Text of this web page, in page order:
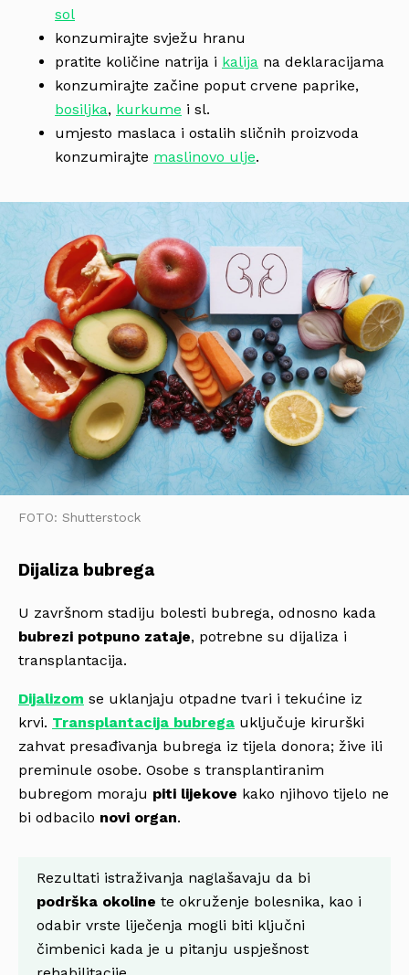
sol
konzumirajte svježu hranu
pratite količine natrija i kalija na deklaracijama
konzumirajte začine poput crvene paprike,
bosiljka, kurkume i sl.
umjesto maslaca i ostalih sličnih proizvoda
konzumirajte maslinovo ulje.
FOTO: Shutterstock
Dijaliza bubrega
U završnom stadiju bolesti bubrega, odnosno kada
bubrezi potpuno zataje, potrebne su dijaliza i
transplantacija.
Dijalizom se uklanjaju otpadne tvari i tekućine iz
krvi. Transplantacija bubrega uključuje kirurški
zahvat presađivanja bubrega iz tijela donora; žive ili
preminule osobe. Osobe s transplantiranim
bubregom moraju piti lijekove kako njihovo tijelo ne
bi odbacilo novi organ.
Rezultati istraživanja naglašavaju da bi
podrška okoline te okruženje bolesnika, kao i
odabir vrste liječenja mogli biti ključni
čimbenici kada je u pitanju uspješnost